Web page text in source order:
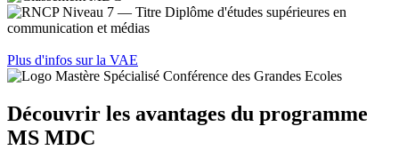
Plus d'infos sur la VAE
Découvrir les avantages du programme
MS MDC